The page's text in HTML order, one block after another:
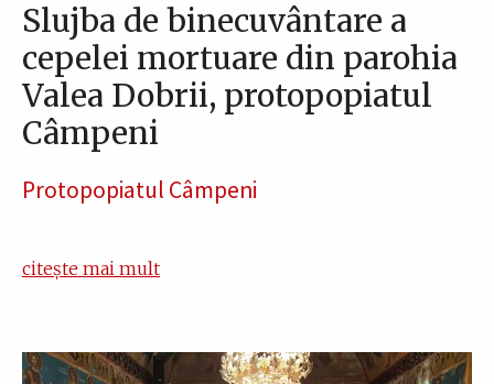
Slujba de binecuvântare a
cepelei mortuare din parohia
Valea Dobrii, protopopiatul
Câmpeni
Protopopiatul Câmpeni
citește mai mult